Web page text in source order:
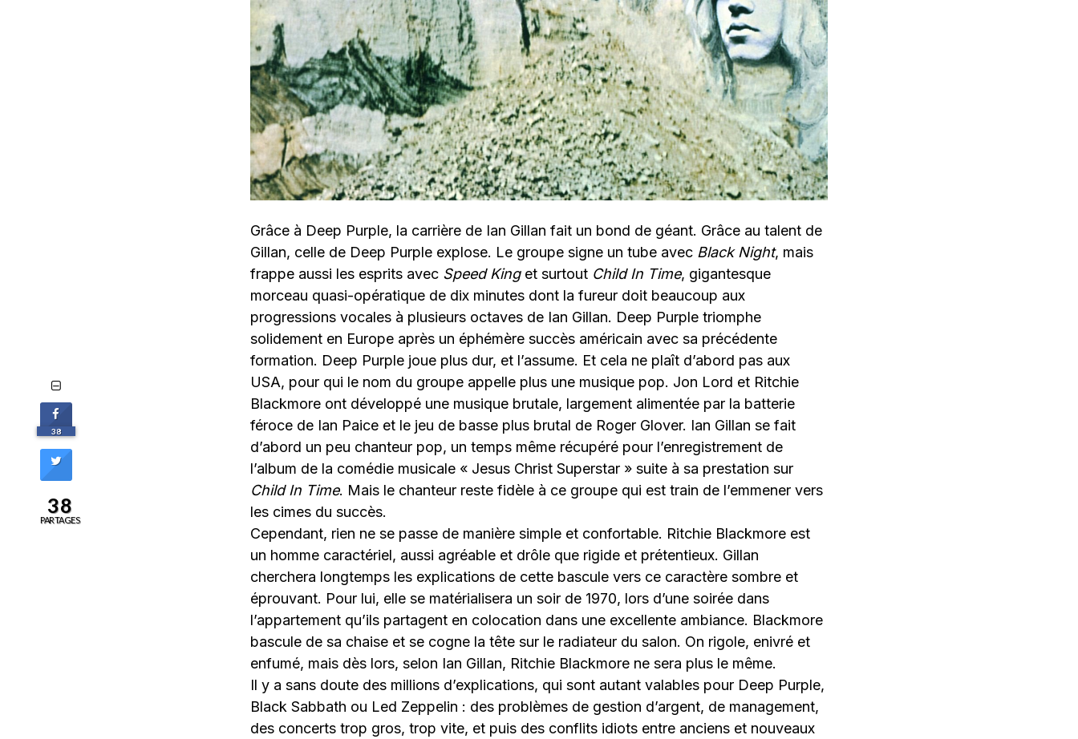
Grâce à Deep Purple, la carrière de Ian Gillan fait un bond de géant. Grâce au talent de
Gillan, celle de Deep Purple explose. Le groupe signe un tube avec Black Night, mais
frappe aussi les esprits avec Speed Kinget surtout Child In Time, gigantesque
morceau quasi-opératique de dix minutes dont la fureur doit beaucoup aux
progressions vocales à plusieurs octaves de Ian Gillan. Deep Purple triomphe
solidement en Europe après un éphémère succès américain avec sa précédente
formation. Deep Purple joue plus dur, et l’assume. Et cela ne plaît d’abord pas aux
USA, pour qui le nom du groupe appelle plus une musique pop. Jon Lord et Ritchie
Blackmore ont développé une musique brutale, largement alimentée par la batterie
féroce de Ian Paice et le jeu de basse plus brutal de Roger Glover. Ian Gillan se fait
d’abord un peu chanteur pop, un temps même récupéré pour l’enregistrement de
l’album de la comédie musicale « Jesus Christ Superstar » suite à sa prestation sur
Child In Time. Mais le chanteur reste fidèle à ce groupe qui est train de l’emmener vers
les cimes du succès.
Cependant, rien ne se passe de manière simple et confortable. Ritchie Blackmore est
un homme caractériel, aussi agréable et drôle que rigide et prétentieux. Gillan
cherchera longtemps les explications de cette bascule vers ce caractère sombre et
éprouvant. Pour lui, elle se matérialisera un soir de 1970, lors d’une soirée dans
l’appartement qu’ils partagent en colocation dans une excellente ambiance. Blackmore
bascule de sa chaise et se cogne la tête sur le radiateur du salon. On rigole, enivré et
enfumé, mais dès lors, selon Ian Gillan, Ritchie Blackmore ne sera plus le même.
Il y a sans doute des millions d’explications, qui sont autant valables pour Deep Purple,
Black Sabbath ou Led Zeppelin : des problèmes de gestion d’argent, de management,
des concerts trop gros, trop vite, et puis des conflits idiots entre anciens et nouveaux
38
38
PARTAGES